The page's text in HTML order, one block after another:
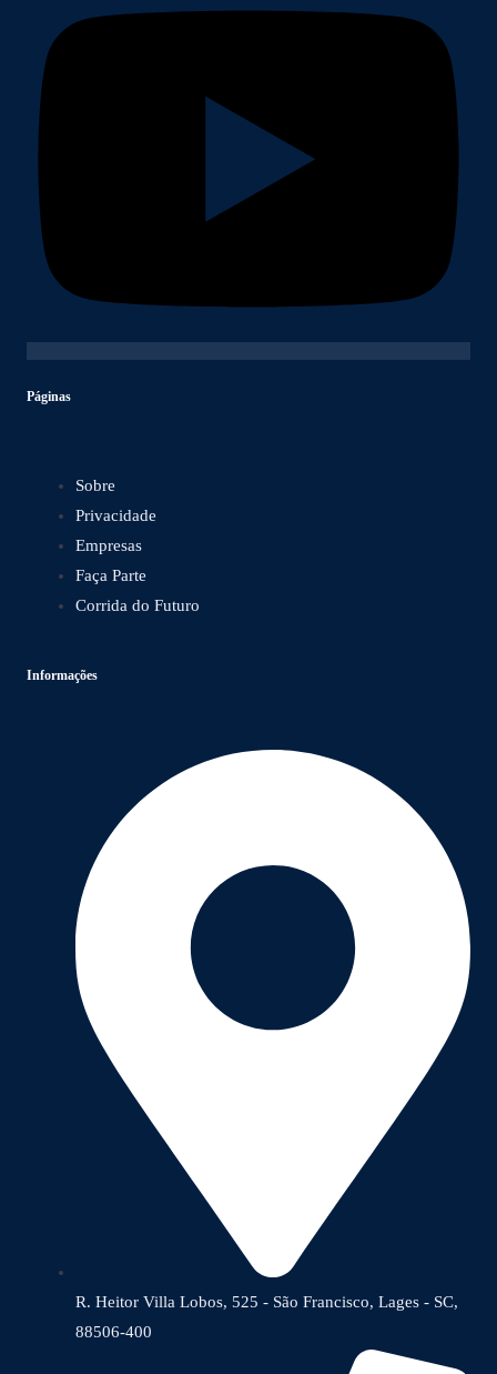
Páginas
Sobre
Privacidade
Empresas
Faça Parte
Corrida do Futuro
Informações
R. Heitor Villa Lobos, 525 - São Francisco, Lages - SC,
88506-400